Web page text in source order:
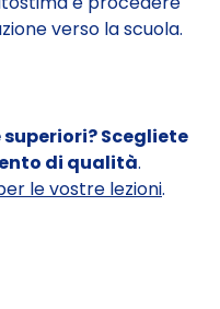
verso la scuola.
Scegliete
di qualità.
le vostre lezioni.